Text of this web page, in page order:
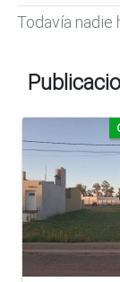
Todavía nadie